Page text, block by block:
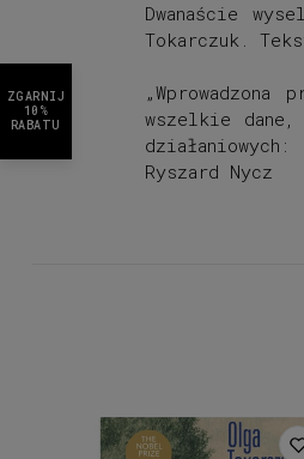
Dwanaście
Tokarczuk.
wszelkie dane,
Ryszard Nycz
ZGARNIJ
10%
RABATU